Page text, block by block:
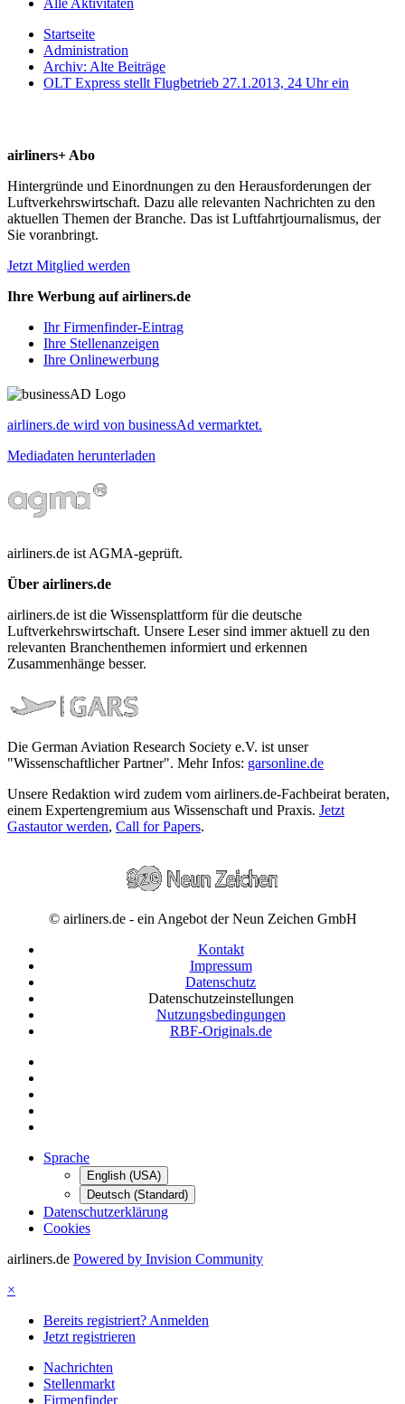
Startseite
Administration
Archiv: Alte Beiträge
OLT Express stellt Flugbetrieb 27.1.2013, 24 Uhr ein
airliners+ Abo
Hintergründe und Einordnungen zu den Herausforderungen der
Luftverkehrswirtschaft. Dazu alle relevanten Nachrichten zu den
aktuellen Themen der Branche. Das ist Luftfahrtjournalismus, der
Sie voranbringt.
Jetzt Mitglied werden
Ihre Werbung auf airliners.de
Ihr Firmenfinder-Eintrag
Ihre Stellenanzeigen
Ihre Onlinewerbung
airliners.de wird von businessAd vermarktet.
Mediadaten herunterladen
airliners.de ist AGMA-geprüft.
Über airliners.de
airliners.de ist die Wissensplattform für die deutsche
Luftverkehrswirtschaft. Unsere Leser sind immer aktuell zu den
relevanten Branchenthemen informiert und erkennen
Zusammenhänge besser.
Die German Aviation Research Society e.V. ist unser
"Wissenschaftlicher Partner". Mehr Infos: garsonline.de
Unsere Redaktion wird zudem vom airliners.de-Fachbeirat beraten,
einem Expertengremium aus Wissenschaft und Praxis. Jetzt
Gastautor werden, Call for Papers.
© airliners.de - ein Angebot der Neun Zeichen GmbH
Kontakt
Impressum
Datenschutz
Datenschutzeinstellungen
Nutzungsbedingungen
RBF-Originals.de
Sprache
English (USA)
Deutsch (Standard)
Datenschutzerklärung
Cookies
airliners.de Powered by Invision Community
×
Bereits registriert? Anmelden
Jetzt registrieren
Nachrichten
Stellenmarkt
Firmenfinder